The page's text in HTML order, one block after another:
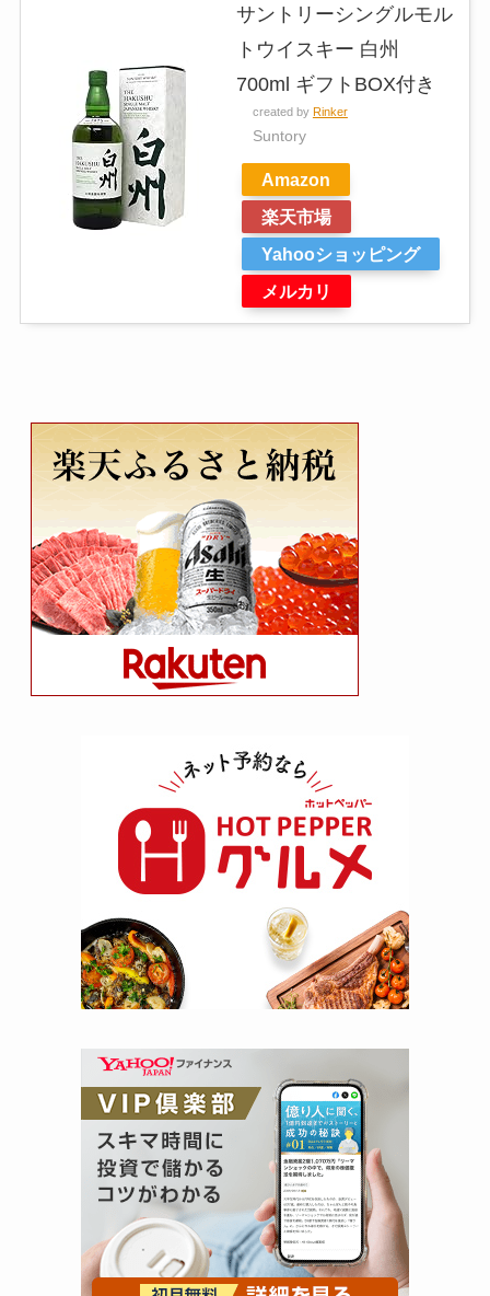
サントリーシングルモル
トウイスキー 白州
700ml ギフトBOX付き
created by Rinker
Suntory
Amazon
楽天市場
Yahooショッピング
メルカリ